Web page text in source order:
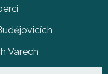
Varech